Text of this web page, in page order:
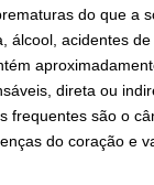
do que a
álcool, acidentes
direta ou
frequentes são o
do coração e